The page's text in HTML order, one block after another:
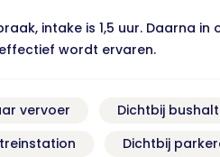
intake is 1,5 uur. Daarna in
wordt ervaren.
vervoer
Dichtbij
Dichtbij